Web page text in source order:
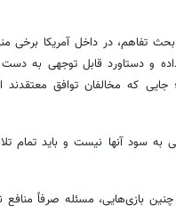
در داخل آمریکا برخی
و دستاورد قابل توجهی به
که مخالفان توافق معتقدند
به سود آنها نیست و باید تمام
بازی‌هایی، مسئله صرفاً منافع